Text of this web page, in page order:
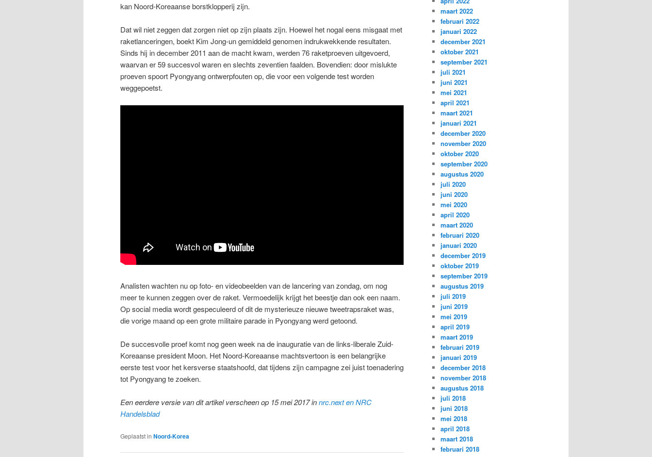
kan Noord-Koreaanse borstklopperij zijn.
Dat wil niet zeggen dat zorgen niet op zijn plaats zijn. Hoewel het nogal eens misgaat met
raketlanceringen, boekt Kim Jong-un gemiddeld genomen indrukwekkende resultaten.
Sinds hij in december 2011 aan de macht kwam, werden 76 raketproeven uitgevoerd,
waarvan er 59 succesvol waren en slechts zeventien faalden. Bovendien: door mislukte
proeven spoort Pyongyang ontwerpfouten op, die voor een volgende test worden
weggepoetst.
Analisten wachten nu op foto- en videobeelden van de lancering van zondag, om nog
meer te kunnen zeggen over de raket. Vermoedelijk krijgt het beestje dan ook een naam.
Op social media wordt gespeculeerd of dit de mysterieuze nieuwe tweetrapsraket was,
die vorige maand op een grote militaire parade in Pyongyang werd getoond.
De succesvolle proef komt nog geen week na de inauguratie van de links-liberale Zuid-
Koreaanse president Moon. Het Noord-Koreaanse machtsvertoon is een belangrijke
eerste test voor het kersverse staatshoofd, dat tijdens zijn campagne zei juist toenadering
tot Pyongyang te zoeken.
Een eerdere versie van dit artikel verscheen op 15 mei 2017 innrc.next en NRC
Handelsblad
Geplaatst in Noord-Korea
maart 2022
februari 2022
januari 2022
december 2021
oktober 2021
september 2021
juli 2021
juni 2021
mei 2021
april 2021
maart 2021
januari 2021
december 2020
november 2020
oktober 2020
september 2020
augustus 2020
juli 2020
juni 2020
mei 2020
april 2020
maart 2020
februari 2020
januari 2020
december 2019
oktober 2019
september 2019
augustus 2019
juli 2019
juni 2019
mei 2019
april 2019
maart 2019
februari 2019
januari 2019
december 2018
november 2018
augustus 2018
juli 2018
juni 2018
mei 2018
april 2018
maart 2018
februari 2018